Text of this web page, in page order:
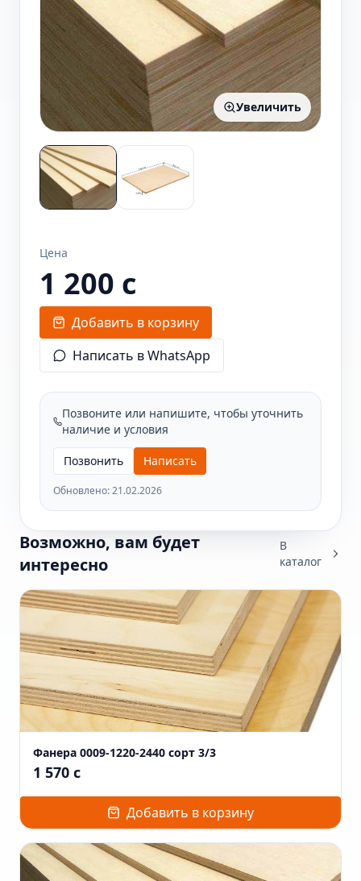
Увеличить
Цена
1 200 c
Добавить в корзину
Написать в WhatsApp
Позвоните или напишите, чтобы уточнить
наличие и условия
Позвонить Написать
Обновлено:21.02.2026
Возможно, вам будет
интересно
В
каталог
Фанера 0009-1220-2440 сорт 3/3
1 570 c
Добавить в корзину